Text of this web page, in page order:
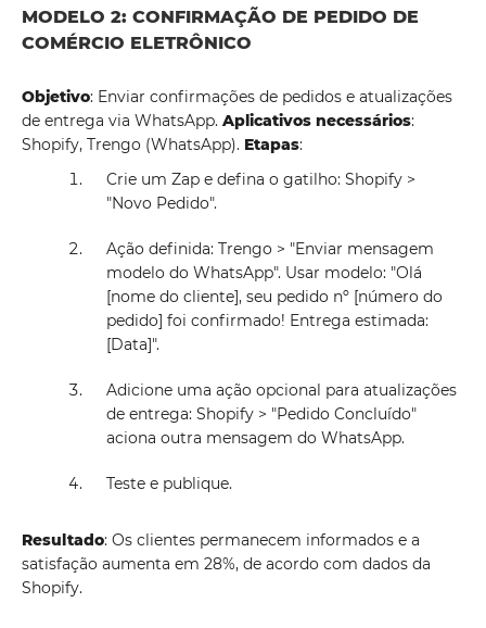
MODELO 2: CONFIRMAÇÃO DE PEDIDO DE
COMÉRCIO ELETRÔNICO
Objetivo: Enviar confirmações de pedidos e atualizações
de entrega via WhatsApp. Aplicativos necessários:
Shopify, Trengo (WhatsApp). Etapas:
Crie um Zap e defina o gatilho: Shopify >
"Novo Pedido".
Ação definida: Trengo > "Enviar mensagem
modelo do WhatsApp". Usar modelo: "Olá
[nome do cliente], seu pedido nº [número do
pedido] foi confirmado! Entrega estimada:
[Data]".
Adicione uma ação opcional para atualizações
de entrega: Shopify > "Pedido Concluído"
aciona outra mensagem do WhatsApp.
Teste e publique.
Resultado: Os clientes permanecem informados e a
satisfação aumenta em 28%, de acordo com dados da
Shopify.